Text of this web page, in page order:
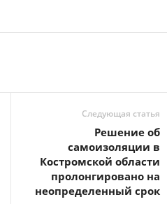
Следующая статья
Решение об
самоизоляции в
Костромской области
пролонгировано на
неопределенный срок